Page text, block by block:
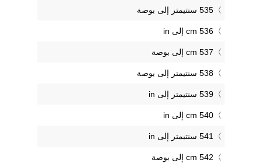
535 سنتيمتر إلى بوصة
536 cm إلى in
537 cm إلى بوصة
538 سنتيمتر إلى بوصة
539 سنتيمتر إلى in
540 cm إلى in
541 سنتيمتر إلى in
542 cm إلى بوصة